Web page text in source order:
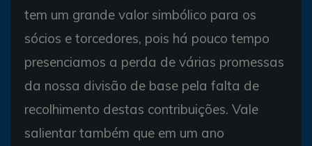
tem um grande valor simbólico para os
sócios e torcedores, pois há pouco tempo
presenciamos a perda de várias promessas
da nossa divisão de base pela falta de
recolhimento destas contribuições. Vale
salientar também que em um ano